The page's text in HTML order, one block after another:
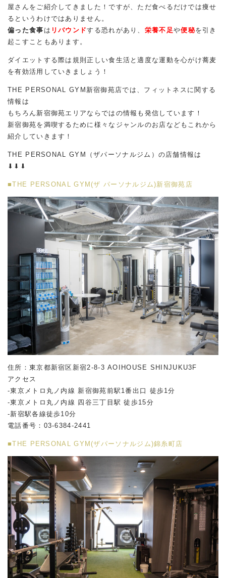
屋さんをご紹介してきました！ですが、ただ食べるだけでは痩せ
るというわけではありません。
偏った食事 は リバウンドする恐れがあり、 栄養不足や便秘を引き
起こすこともあります。
ダイエットする際は規則正しい食生活と適度な運動を心がけ蕎麦
を有効活用していきましょう！
THE PERSONAL GYM新宿御苑店では、フィットネスに関する
情報は
もちろん新宿御苑エリアならではの情報も発信しています！
新宿御苑を満喫するために様々なジャンルのお店などもこれから
紹介していきます！
THE PERSONAL GYM（ザパーソナルジム）の店舗情報は
⬇︎⬇︎⬇︎
■THE PERSONAL GYM(ザ パーソナルジム)新宿御苑店
住所：東京都新宿区新宿2-8-3 AOIHOUSE SHINJUKU3F
アクセス
-東京メトロ丸ノ内線 新宿御苑前駅1番出口 徒歩1分
-東京メトロ丸ノ内線 四谷三丁目駅 徒歩15分
-新宿駅各線徒歩10分
電話番号：03-6384-2441
■THE PERSONAL GYM(ザパーソナルジム)錦糸町店